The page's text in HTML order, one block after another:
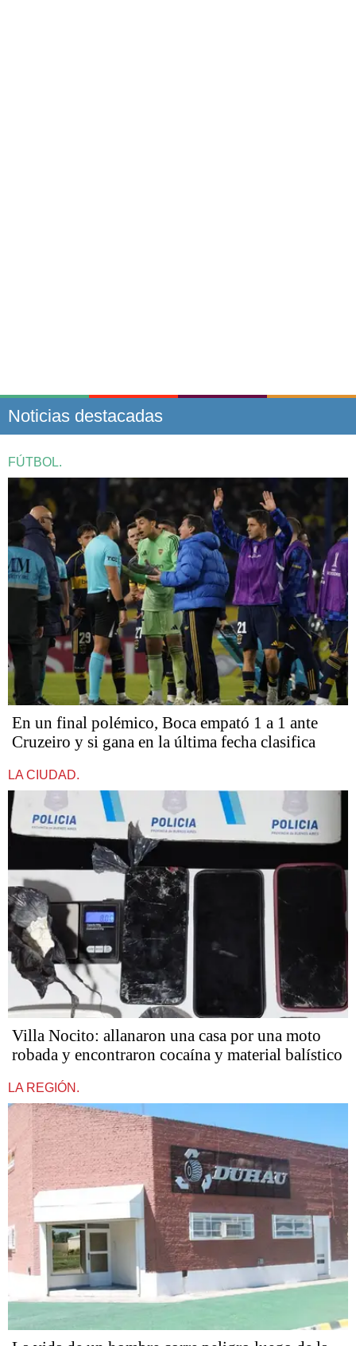
Noticias destacadas
FÚTBOL.
En un final polémico, Boca empató 1 a 1 ante
Cruzeiro y si gana en la última fecha clasifica
LA CIUDAD.
Villa Nocito: allanaron una casa por una moto
robada y encontraron cocaína y material balístico
LA REGIÓN.